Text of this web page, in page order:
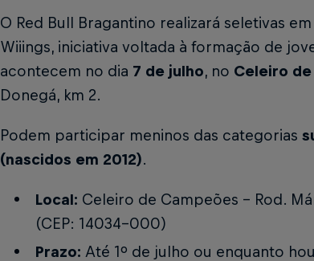
O Red Bull Bragantino realizará seletivas
Wiiings, iniciativa voltada à formação de
acontecem no dia 7 de julho, no Celeiro
Donegá, km 2.
Podem participar meninos das categorias
(nascidos em 2012).
Local: Celeiro de Campeões - Rod.
(CEP: 14034-000)
Prazo: Até 1º de julho ou enquanto